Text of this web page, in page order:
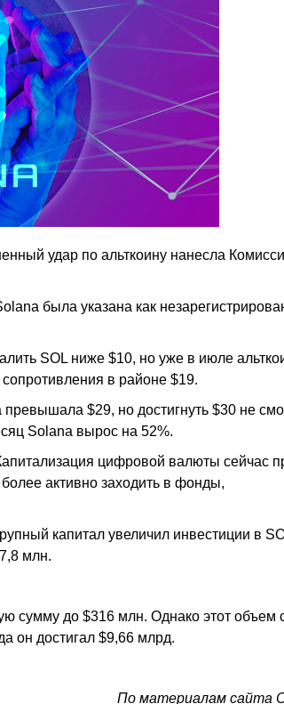
удар по альткоину нанесла
была указана как
SOL ниже $10, но уже в июле
в районе $19.
$29, но достигнуть $30 не
Solana вырос на 52%.
цифровой валюты сейчас
активно заходить в фонды,
капитал увеличил инвестиции в
млн.
сумму до $316 млн. Однако этот объем
он достигал $9,66 млрд.
По материалам сайта